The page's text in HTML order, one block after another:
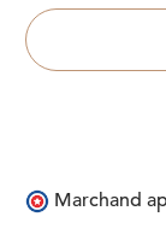
Marchand